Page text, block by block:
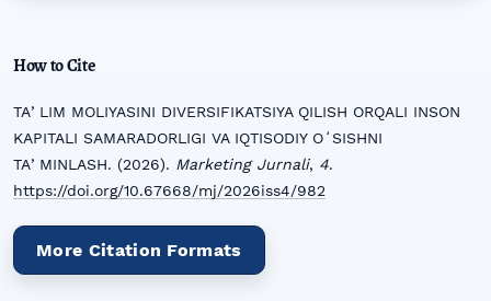
How to Cite
TAʼLIM MOLIYASINI DIVERSIFIKATSIYA QILISH ORQALI INSON
KAPITALI SAMARADORLIGI VA IQTISODIY OʻSISHNI
TAʼMINLASH. (2026). Marketing Jurnali, 4.
https://doi.org/10.67668/mj/2026iss4/982
More Citation Formats